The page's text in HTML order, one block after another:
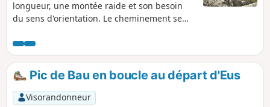
longueur, une montée raide et son besoin
du sens d'orientation. Le cheminement se
pistes qui sont quasiment toujours à
découvert. C'est une découverte d'un
paysage qui est encore occupé par l'homme,
des chèvres et moutons. Un captage en
montagne amène l'eau au magnifique
Pic de Bau en boucle au départ d'Eus
Visorandonneur